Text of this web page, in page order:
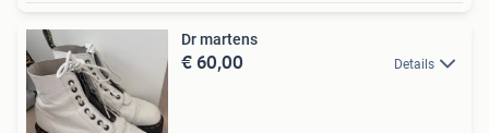
Dr martens
€ 60,00 Details